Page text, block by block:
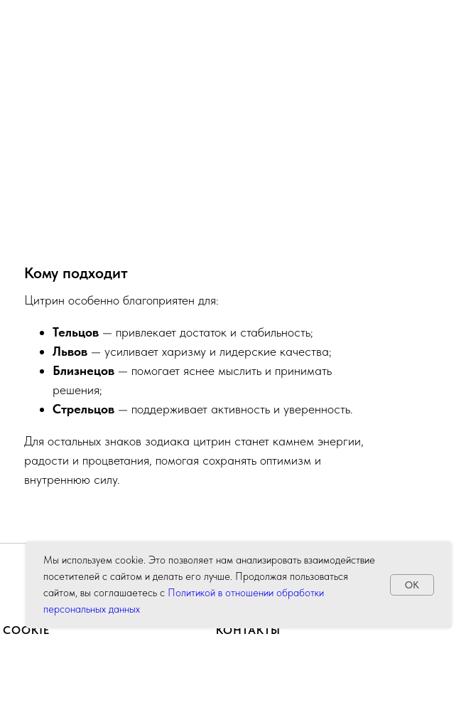
Мы используем cookie. Это позволяет нам анализировать взаимодействие
посетителей с сайтом и делать его лучше. Продолжая пользоваться
сайтом, вы соглашаетесь с Политикой в отношении обработки
персональных данных
OK
Кому подходит
Цитрин особенно благоприятен для:
Тельцов — привлекает достаток и стабильность;
Львов — усиливает харизму и лидерские качества;
Близнецов — помогает яснее мыслить и принимать
решения;
Стрельцов — поддерживает активность и уверенность.
Для остальных знаков зодиака цитрин станет камнем энергии,
радости и процветания, помогая сохранять оптимизм и
внутреннюю силу.
COOKIE КОНТАКТЫ